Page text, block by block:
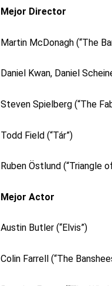
Mejor Director
Martin McDonagh (“The
Daniel Kwan, Daniel
Steven Spielberg (“The
Todd Field (“Tár”)
Ruben Östlund (“Triangle
Mejor Actor
Austin Butler (“Elvis”)
Colin Farrell (“The